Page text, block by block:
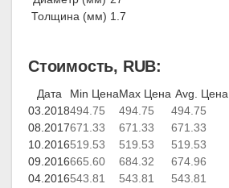
Толщина (мм) 1.7
Стоимость, RUB:
Дата Min ЦенаMax Цена Avg. Цена
03.2018494.75 494.75 494.75
08.2017671.33 671.33 671.33
10.2016519.53 519.53 519.53
09.2016665.60 684.32 674.96
04.2016543.81 543.81 543.81